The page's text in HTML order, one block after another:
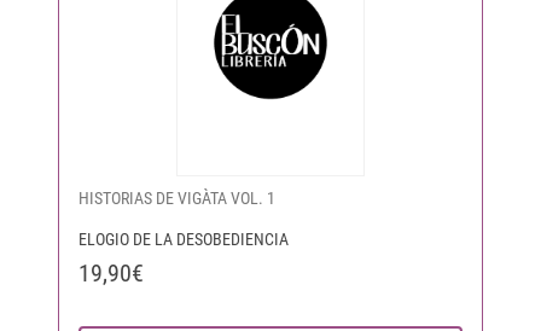
HISTORIAS DE VIGÀTA VOL. 1
ELOGIO DE LA DESOBEDIENCIA
19,90€